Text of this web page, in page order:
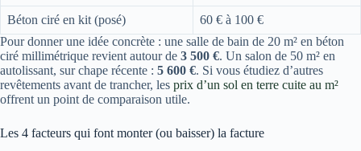
Béton ciré en kit (posé)
60 € à 100 €
Pour donner une idée concrète : une salle de bain de 20 m² en béton
ciré millimétrique revient autour de 3 500 €. Un salon de 50 m² en
autolissant, sur chape récente : 5 600 €. Si vous étudiez d’autres
revêtements avant de trancher, les prix d’un sol en terre cuite au m²
offrent un point de comparaison utile.
Les 4 facteurs qui font monter (ou baisser) la facture